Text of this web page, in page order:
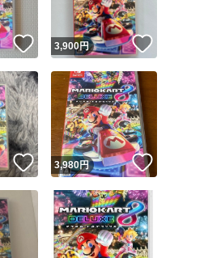
いいね！
3,900円
いいね！
3,980円